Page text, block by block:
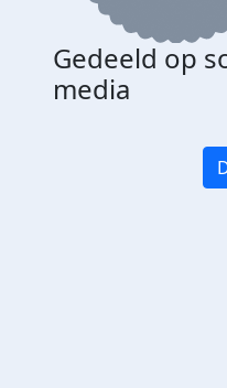
Gedeeld op
media